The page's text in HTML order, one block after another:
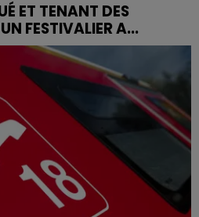
ET TENANT DES
FESTIVALIER A...